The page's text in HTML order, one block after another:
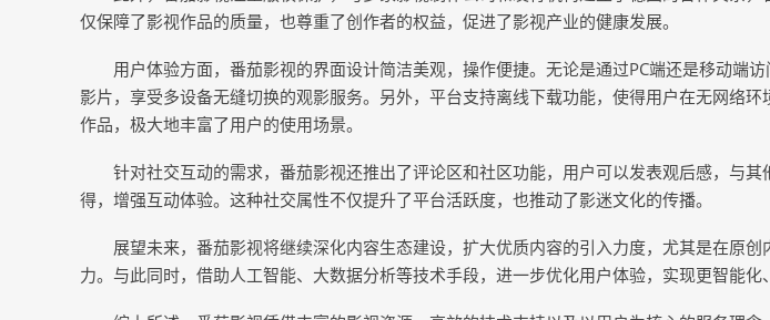
仅保障了影视作品的质量，也尊重了创作者的权益，促进了影视产业的健康发展。
用户体验方面，番茄影视的界面设计简洁美观，操作便捷。无论是通过PC端还是移动端
影片，享受多设备无缝切换的观影服务。另外，平台支持离线下载功能，使得用户在无网络
作品，极大地丰富了用户的使用场景。
针对社交互动的需求，番茄影视还推出了评论区和社区功能，用户可以发表观后感，与
得，增强互动体验。这种社交属性不仅提升了平台活跃度，也推动了影迷文化的传播。
展望未来，番茄影视将继续深化内容生态建设，扩大优质内容的引入力度，尤其是在原
力。与此同时，借助人工智能、大数据分析等技术手段，进一步优化用户体验，实现更智能化